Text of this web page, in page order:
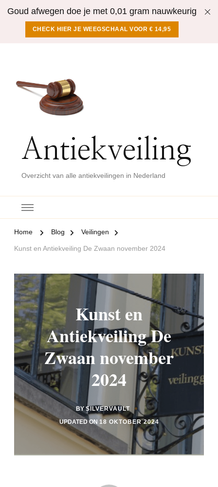
Goud afwegen doe je met 0,01 gram nauwkeurig
CHECK HIER JE WEEGSCHAAL VOOR € 14,95
Antiekveiling
Overzicht van alle antiekveilingen in Nederland
Home Blog Veilingen
Kunst en Antiekveiling De Zwaan november 2024
Kunst en
Antiekveiling De
Zwaan november
2024
BYSILVERVAULT
UPDATED ON 18 OKTOBER 2024